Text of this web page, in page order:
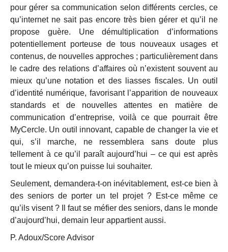
pour gérer sa communication selon différents cercles, ce
qu’internet ne sait pas encore très bien gérer et qu’il ne
propose guère. Une démultiplication d’informations
potentiellement porteuse de tous nouveaux usages et
contenus, de nouvelles approches ; particulièrement dans
le cadre des relations d’affaires où n’existent souvent au
mieux qu’une notation et des liasses fiscales. Un outil
d’identité numérique, favorisant l’apparition de nouveaux
standards et de nouvelles attentes en matière de
communication d’entreprise, voilà ce que pourrait être
MyCercle. Un outil innovant, capable de changer la vie et
qui, s’il marche, ne ressemblera sans doute plus
tellement à ce qu’il paraît aujourd’hui – ce qui est après
tout le mieux qu’on puisse lui souhaiter.
Seulement, demandera-t-on inévitablement, est-ce bien à
des seniors de porter un tel projet ? Est-ce même ce
qu’ils visent ? Il faut se méfier des seniors, dans le monde
d’aujourd’hui, demain leur appartient aussi.
P. Adoux/Score Advisor